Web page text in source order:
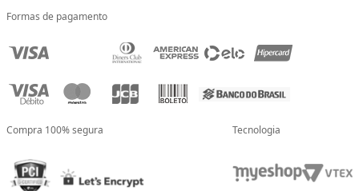
Formas de pagamento
Compra 100% segura Tecnologia